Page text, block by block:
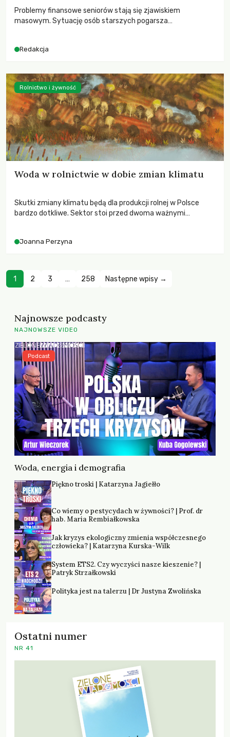
Problemy finansowe seniorów stają się zjawiskiem
masowym. Sytuację osób starszych pogarsza
Redakcja
Woda w rolnictwie w dobie zmian klimatu
Skutki zmiany klimatu będą dla produkcji rolnej w Polsce
bardzo dotkliwe. Sektor stoi przed dwoma ważnymi
zachodzących zmian klimatycznych. Wymagać to będzie
Joanna Perzyna
Rolnictwo i żywność
1 2 3 … 258 Następne wpisy →
Najnowsze podcasty
NAJNOWSZE VIDEO
Woda, energia i demografia
Podcast
Piękno troski | Katarzyna Jagiełło
Co wiemy o pestycydach w żywności? | Prof. dr
hab. Maria Rembiałkowska
Jak kryzys ekologiczny zmienia współczesnego
człowieka? | Katarzyna Kurska-Wilk
System ETS2. Czy wyczyści nasze kieszenie? |
Patryk Strzałkowski
Polityka jest na talerzu | Dr Justyna Zwolińska
Ostatni numer
NR 41